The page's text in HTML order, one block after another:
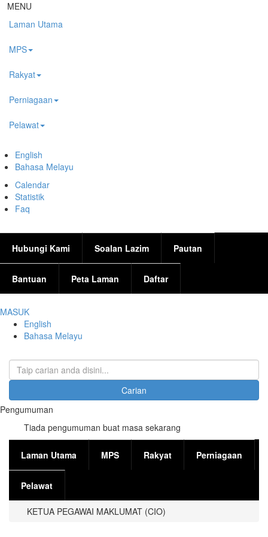
Langkau ke kandungan utama
MENU
Laman Utama
MPS
Rakyat
Perniagaan
Pelawat
English
Bahasa Melayu
Calendar
Statistik
Faq
Hubungi Kami Soalan Lazim Pautan
Bantuan Peta Laman Daftar
MASUK
English
Bahasa Melayu
Borang carian
Carian
Pengumuman
Tiada pengumuman buat masa sekarang
Laman Utama MPS Rakyat Perniagaan
Pelawat
Anda di sini
KETUA PEGAWAI MAKLUMAT (CIO)